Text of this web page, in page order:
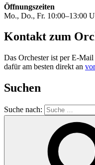
Öffnungszeiten
Mo., Do., Fr. 10:00–13:00
Kontakt zum
Das Orchester ist per E-
dafür am besten direkt an
Suchen
Suche nach: